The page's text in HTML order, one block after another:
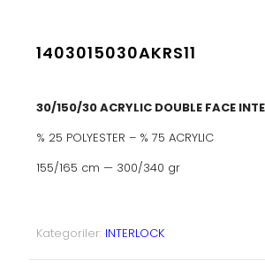
1403015030AKRS11
30/150/30 ACRYLIC DOUBLE FACE
% 25 POLYESTER – % 75 ACRYLIC
155/165 cm — 300/340 gr
Kategoriler: INTERLOCK